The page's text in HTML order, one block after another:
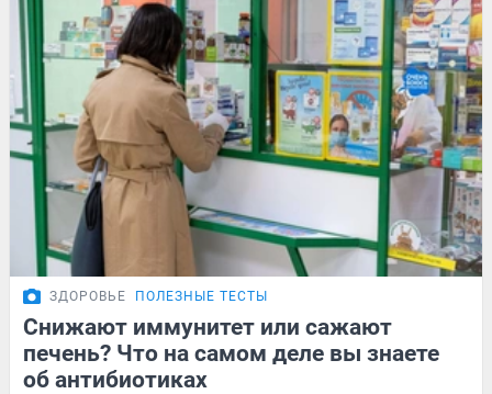
ЗДОРОВЬЕ ПОЛЕЗНЫЕ ТЕСТЫ
Снижают иммунитет или сажают
печень? Что на самом деле вы знаете
об антибиотиках